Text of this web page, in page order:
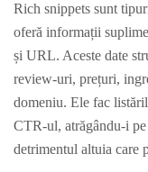
Rich snippets sunt
oferă informații
și URL. Aceste date
review-uri, prețuri,
domeniu. Ele fac
CTR-ul, atrăgându-i
detrimentul altuia care